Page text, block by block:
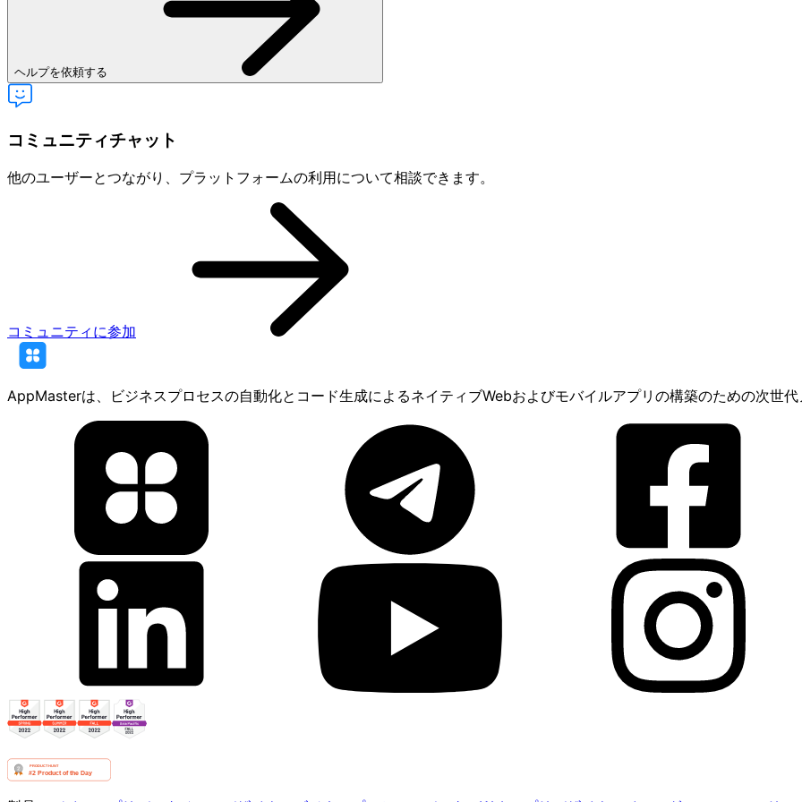
ヘルプを依頼する
コミュニティチャット
他のユーザーとつながり、プラットフォームの利用について相談できます。
コミュニティに参加
AppMasterは、ビジネスプロセスの自動化とコード生成によるネイティブWebおよびモバイルアプリの構築のための次世代